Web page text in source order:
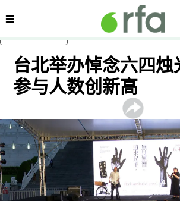
内容分类
台北举办悼念六四
参与人数创新高